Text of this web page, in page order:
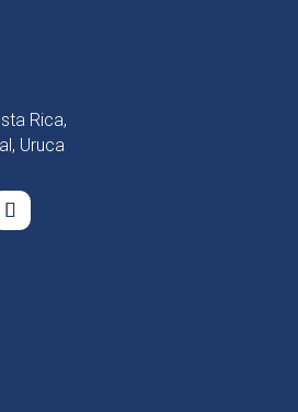
Rica,
Uruca